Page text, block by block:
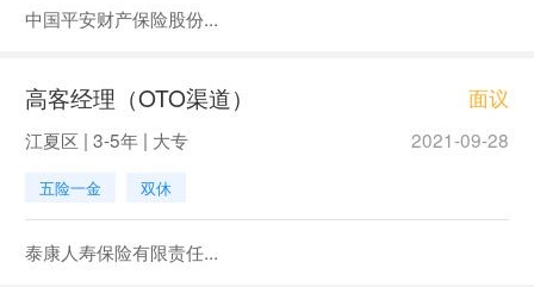
中国平安财产保险股份...
高客经理（OTO渠道） 面议
江夏区 | 3-5年 | 大专 2021-09-28
五险一金 双休
泰康人寿保险有限责任...